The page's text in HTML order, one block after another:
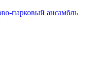
парковый ансамбль